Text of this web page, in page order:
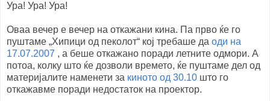
Ура! Ура! Ура!
Оваа вечер е вечер на откажани кина. Па прво ќе го
пуштаме „Хипици од пеколот“ кој требаше да оди на
17.07.2007 , а беше откажано поради летните одмори. А
потоа, колку што ќе дозволи времето, ќе пуштаме дел од
материјалите наменети за киното од 30.10 што го
откажавме поради недостаток на проектор.